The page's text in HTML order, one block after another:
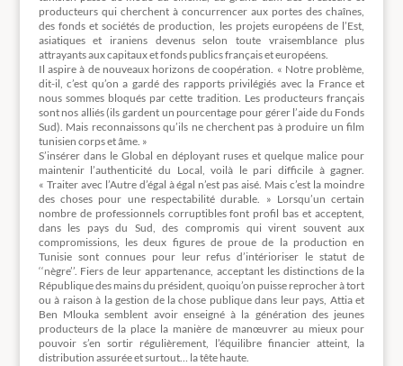
producteurs qui cherchent à concurrencer aux portes des chaînes,
des fonds et sociétés de production, les projets européens de l’Est,
asiatiques et iraniens devenus selon toute vraisemblance plus
attrayants aux capitaux et fonds publics français et européens.
Il aspire à de nouveaux horizons de coopération. « Notre problème,
dit-il, c’est qu’on a gardé des rapports privilégiés avec la France et
nous sommes bloqués par cette tradition. Les producteurs français
sont nos alliés (ils gardent un pourcentage pour gérer l’aide du Fonds
Sud). Mais reconnaissons qu’ils ne cherchent pas à produire un film
tunisien corps et âme. »
S’insérer dans le Global en déployant ruses et quelque malice pour
maintenir l’authenticité du Local, voilà le pari difficile à gagner.
« Traiter avec l’Autre d’égal à égal n’est pas aisé. Mais c’est la moindre
des choses pour une respectabilité durable. » Lorsqu’un certain
nombre de professionnels corruptibles font profil bas et acceptent,
dans les pays du Sud, des compromis qui virent souvent aux
compromissions, les deux figures de proue de la production en
Tunisie sont connues pour leur refus d’intérioriser le statut de
‘‘nègre’’. Fiers de leur appartenance, acceptant les distinctions de la
République des mains du président, quoiqu’on puisse reprocher à tort
ou à raison à la gestion de la chose publique dans leur pays, Attia et
Ben Mlouka semblent avoir enseigné à la génération des jeunes
producteurs de la place la manière de manœuvrer au mieux pour
pouvoir s’en sortir régulièrement, l’équilibre financier atteint, la
distribution assurée et surtout… la tête haute.